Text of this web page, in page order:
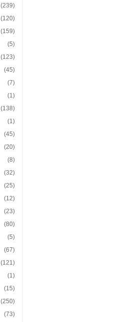
(239)
(120)
(159)
(5)
(123)
(45)
(7)
(1)
(138)
(1)
(45)
(20)
(8)
(32)
(25)
(12)
(23)
(80)
(5)
(67)
(121)
(1)
(15)
(250)
(73)